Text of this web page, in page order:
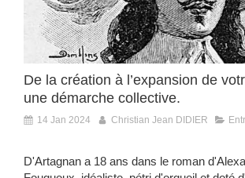
De la création à l’expansion de
une démarche collective.
14 Jan 2024 Christian Jean DIDIER
D'Artagnan a 18 ans dans le roman